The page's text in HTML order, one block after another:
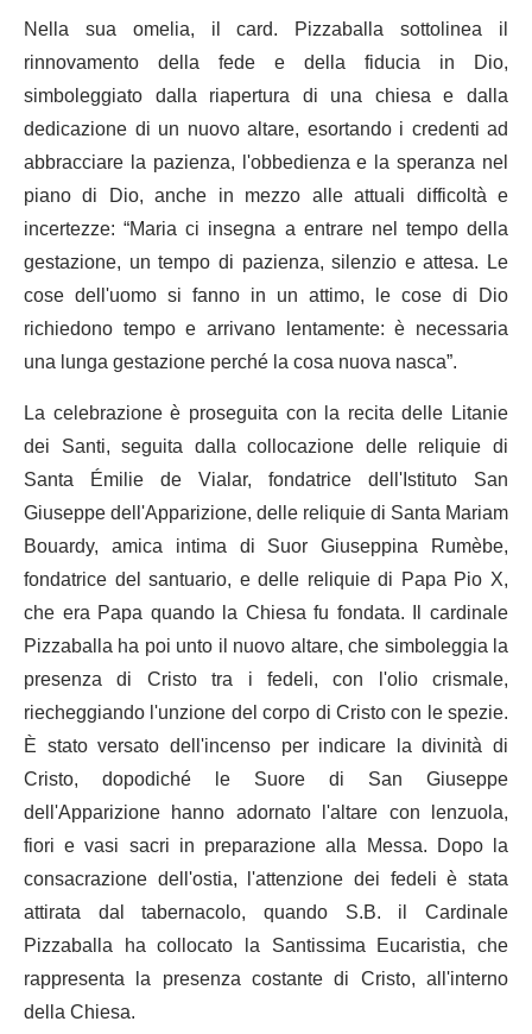
Nella sua omelia, il card. Pizzaballa sottolinea il
rinnovamento della fede e della fiducia in Dio,
simboleggiato dalla riapertura di una chiesa e dalla
dedicazione di un nuovo altare, esortando i credenti ad
abbracciare la pazienza, l'obbedienza e la speranza nel
piano di Dio, anche in mezzo alle attuali difficoltà e
incertezze: “Maria ci insegna a entrare nel tempo della
gestazione, un tempo di pazienza, silenzio e attesa. Le
cose dell'uomo si fanno in un attimo, le cose di Dio
richiedono tempo e arrivano lentamente: è necessaria
una lunga gestazione perché la cosa nuova nasca”.
La celebrazione è proseguita con la recita delle Litanie
dei Santi, seguita dalla collocazione delle reliquie di
Santa Émilie de Vialar, fondatrice dell'Istituto San
Giuseppe dell'Apparizione, delle reliquie di Santa Mariam
Bouardy, amica intima di Suor Giuseppina Rumèbe,
fondatrice del santuario, e delle reliquie di Papa Pio X,
che era Papa quando la Chiesa fu fondata. Il cardinale
Pizzaballa ha poi unto il nuovo altare, che simboleggia la
presenza di Cristo tra i fedeli, con l'olio crismale,
riecheggiando l'unzione del corpo di Cristo con le spezie.
È stato versato dell'incenso per indicare la divinità di
Cristo, dopodiché le Suore di San Giuseppe
dell'Apparizione hanno adornato l'altare con lenzuola,
fiori e vasi sacri in preparazione alla Messa. Dopo la
consacrazione dell'ostia, l'attenzione dei fedeli è stata
attirata dal tabernacolo, quando S.B. il Cardinale
Pizzaballa ha collocato la Santissima Eucaristia, che
rappresenta la presenza costante di Cristo, all'interno
della Chiesa.